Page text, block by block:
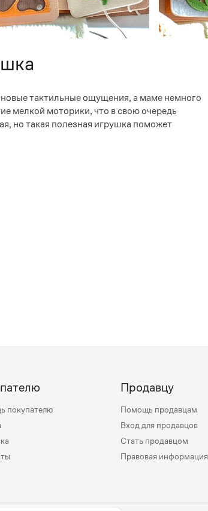
тактильные ощущения, а маме немного
мелкой моторики, что в свою очередь
но такая полезная игрушка поможет
покупателю
Продавцу
Помощь продавцам
Вход для продавцов
Стать продавцом
Правовая информация